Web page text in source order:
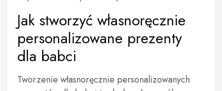
Jak stworzyć własnoręcznie
personalizowane prezenty
dla babci
Tworzenie własnoręcznie personalizowanych